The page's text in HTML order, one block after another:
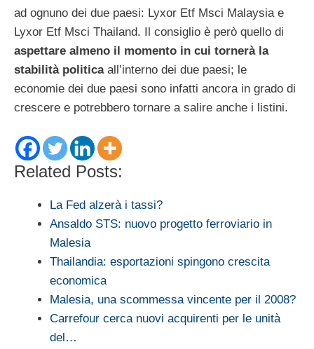
ad ognuno dei due paesi: Lyxor Etf Msci Malaysia e
Lyxor Etf Msci Thailand. Il consiglio è però quello di
aspettare almeno il momento in cui tornerà la
stabilità politicaall’interno dei due paesi; le
economie dei due paesi sono infatti ancora in grado di
crescere e potrebbero tornare a salire anche i listini.
Related Posts:
La Fed alzerà i tassi?
Ansaldo STS: nuovo progetto ferroviario in
Malesia
Thailandia: esportazioni spingono crescita
economica
Malesia, una scommessa vincente per il 2008?
Carrefour cerca nuovi acquirenti per le unità
del…